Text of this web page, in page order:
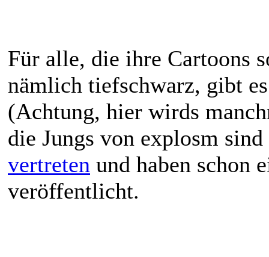
Für alle, die ihre Cartoons
nämlich tiefschwarz, gibt
(Achtung, hier wirds
die Jungs von explosm
vertreten und haben schon
veröffentlicht.